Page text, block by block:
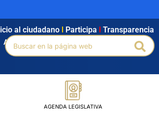
Agendamiento Intranet Búsqueda avanzada
al ciudadano Participa Transparencia
Buscar
por:
AGENDA LEGISLATIVA